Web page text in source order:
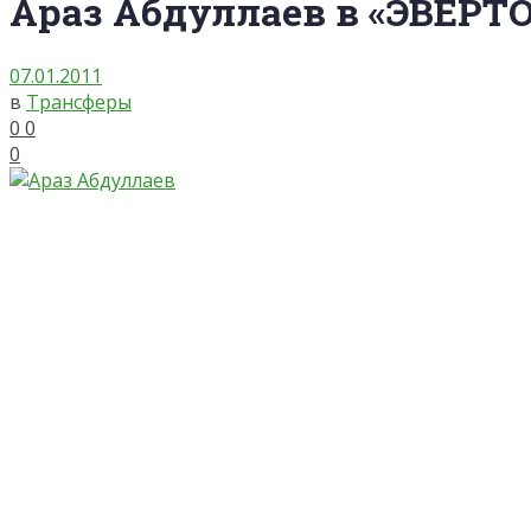
Араз Абдуллаев в
07.01.2011
в Трансферы
0 0
0